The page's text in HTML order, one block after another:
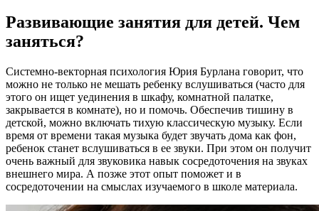
Развивающие занятия для детей. Чем
заняться?
Системно-векторная психология Юрия Бурлана говорит, что
можно не только не мешать ребенку вслушиваться (часто для
этого он ищет уединения в шкафу, комнатной палатке,
закрывается в комнате), но и помочь. Обеспечив тишину в
детской, можно включать тихую классическую музыку. Если
время от времени такая музыка будет звучать дома как фон,
ребенок станет вслушиваться в ее звуки. При этом он получит
очень важный для звуковика навык сосредоточения на звуках
внешнего мира. А позже этот опыт поможет и в
сосредоточении на смыслах изучаемого в школе материала.